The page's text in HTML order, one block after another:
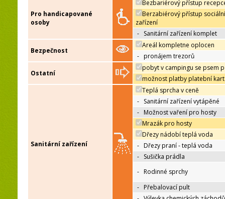
Pro handicapované
osoby
Bezbariérový přístup
Berzabiérový přístup sociální
zařízení
- Sanitární zařízení komplet
Bezpečnost
Areál kompletne oplocen
- pronájem trezorů
Ostatní
pobyt v campingu se psem
možnost platby platební
Sanitární zařízení
Teplá sprcha v ceně
- Sanitární zařízení vytápěné
- Možnost vaření pro hosty
Mrazák pro hosty
Dřezy nádobí teplá voda
- Dřezy praní - teplá voda
- Sušička prádla
- Rodinné sprchy
- Přebalovací pult